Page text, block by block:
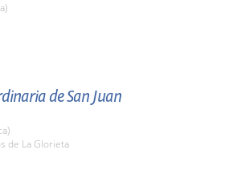
de San Juan
de La Glorieta